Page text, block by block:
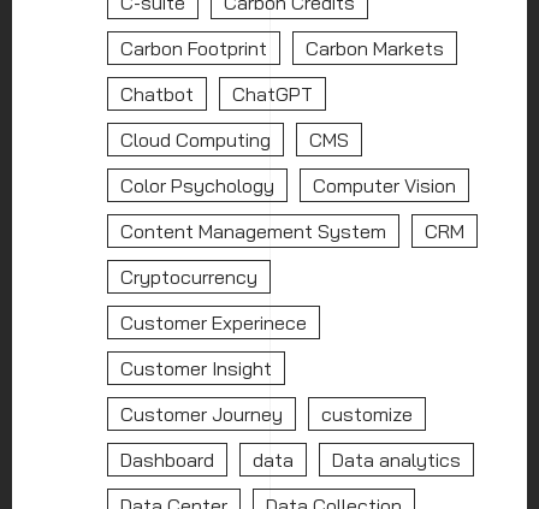
Carbon Footprint
Carbon Markets
Chatbot
ChatGPT
Cloud Computing
CMS
Color Psychology
Computer Vision
Content Management System
CRM
Cryptocurrency
Customer Experinece
Customer Insight
Customer Journey
customize
Dashboard
data
Data analytics